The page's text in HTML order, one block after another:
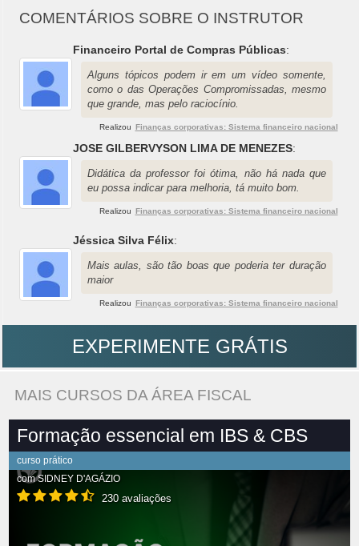
COMENTÁRIOS SOBRE O INSTRUTOR
Financeiro Portal de Compras Públicas:
Alguns tópicos podem ir em um vídeo somente,
como o das Operações Compromissadas, mesmo
que grande, mas pelo raciocínio.
Realizou Finanças corporativas: Sistema financeiro nacional
JOSE GILBERVYSON LIMA DE MENEZES:
Didática da professor foi ótima, não há nada que
eu possa indicar para melhoria, tá muito bom.
Realizou Finanças corporativas: Sistema financeiro nacional
Jéssica Silva Félix:
Mais aulas, são tão boas que poderia ter duração
maior
Realizou Finanças corporativas: Sistema financeiro nacional
EXPERIMENTE GRÁTIS
MAIS CURSOS DA ÁREA FISCAL
Formação essencial em IBS & CBS
curso prático
comSIDNEY D'AGÁZIO
230 avaliações